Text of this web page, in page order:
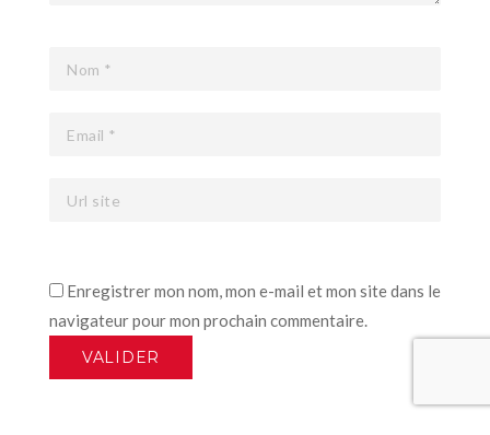
Enregistrer mon nom, mon e-mail et mon site dans le
navigateur pour mon prochain commentaire.